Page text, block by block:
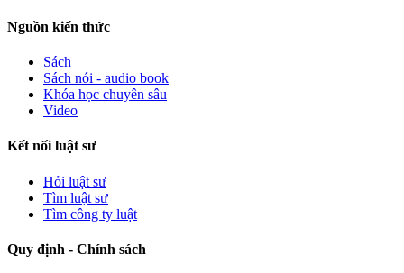
Nguồn kiến thức
Sách
Sách nói - audio book
Khóa học chuyên sâu
Video
Kết nối luật sư
Hỏi luật sư
Tìm luật sư
Tìm công ty luật
Quy định - Chính sách